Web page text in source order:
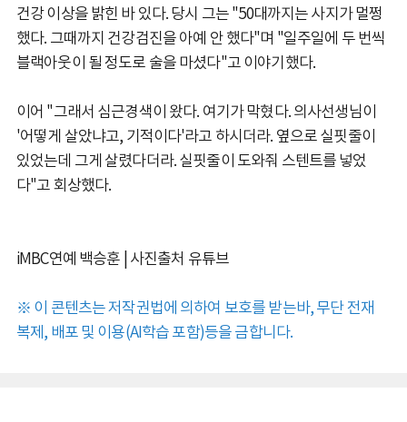
건강 이상을 밝힌 바 있다. 당시 그는 "50대까지는 사지가 멀쩡
했다. 그때까지 건강검진을 아예 안 했다"며 "일주일에 두 번씩
블랙아웃이 될 정도로 술을 마셨다"고 이야기했다.
이어 "그래서 심근경색이 왔다. 여기가 막혔다. 의사선생님이
'어떻게 살았냐고, 기적이다'라고 하시더라. 옆으로 실핏줄이
있었는데 그게 살렸다더라. 실핏줄이 도와줘 스텐트를 넣었
다"고 회상했다.
iMBC연예 백승훈 | 사진출처 유튜브
※ 이 콘텐츠는 저작권법에 의하여 보호를 받는바, 무단 전재
복제, 배포 및 이용(AI학습 포함)등을 금합니다.